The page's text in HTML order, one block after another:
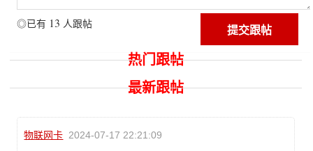
◎已有 13 人跟帖
热门跟帖
最新跟帖
物联网卡 2024-07-17 22:21:09